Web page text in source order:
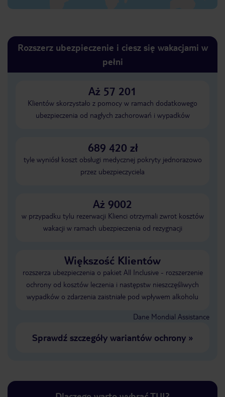
Rozszerz ubezpieczenie i ciesz się wakacjami w
pełni
Aż 57 201
Klientów skorzystało z pomocy w ramach dodatkowego
ubezpieczenia od nagłych zachorowań i wypadków
689 420 zł
tyle wyniósł koszt obsługi medycznej pokryty jednorazowo
przez ubezpieczyciela
Aż 9002
w przypadku tylu rezerwacji Klienci otrzymali zwrot kosztów
wakacji w ramach ubezpieczenia od rezygnacji
Większość Klientów
rozszerza ubezpieczenia o pakiet All Inclusive - rozszerzenie
ochrony od kosztów leczenia i następstw nieszczęśliwych
wypadków o zdarzenia zaistniałe pod wpływem alkoholu
Dane Mondial Assistance
Sprawdź szczegóły wariantów ochrony»